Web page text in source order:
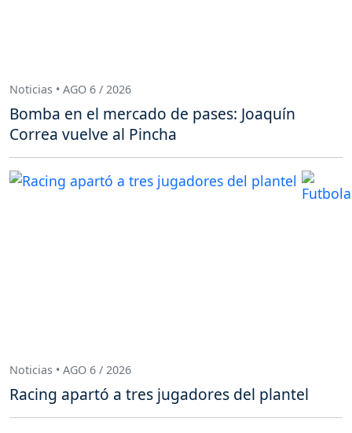
Noticias • AGO 6 / 2026
Bomba en el mercado de pases: Joaquín
Correa vuelve al Pincha
Noticias • AGO 6 / 2026
Racing apartó a tres jugadores del plantel